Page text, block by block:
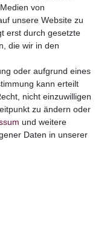
von
unsere Website zu
erst durch gesetzte
die wir in den
oder aufgrund eines
kann erteilt
nicht einzuwilligen
zu ändern oder
und weitere
Daten in unserer